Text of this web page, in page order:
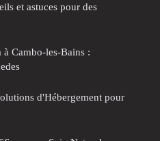
et astuces pour des
Cambo-les-Bains :
d'Hébergement pour